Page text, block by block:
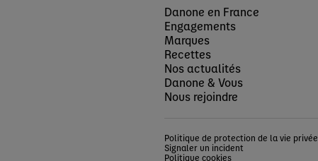
Danone en France
Engagements
Marques
Recettes
Nos actualités
Danone & Vous
Nous rejoindre
Politique de protection de la vie privée
Signaler un incident
Politique cookies